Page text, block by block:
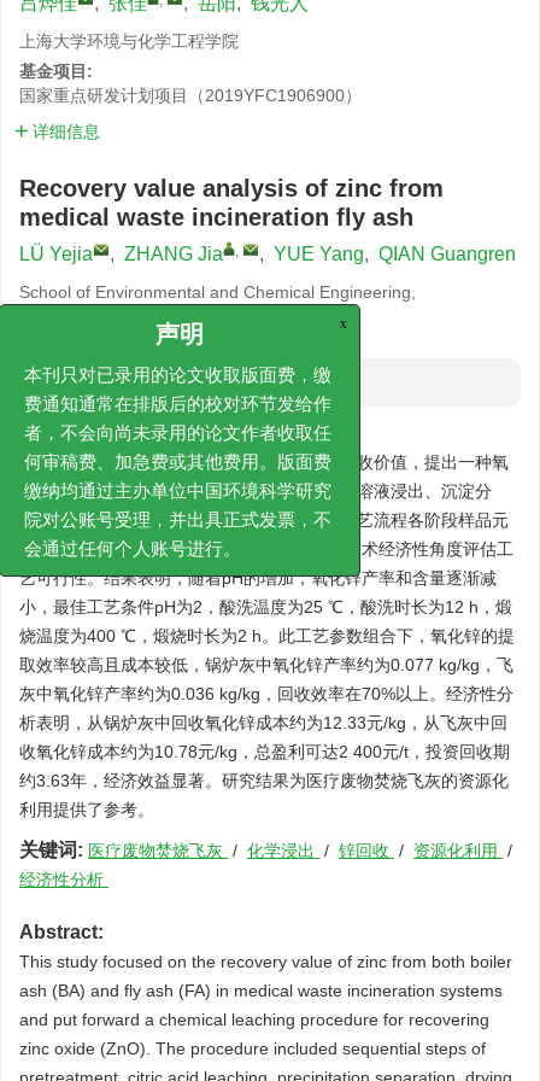
上海大学环境与化学工程学院
基金项目:
国家重点研发计划项目（2019YFC1906900）
详细信息
Recovery value analysis of zinc from
medical waste incineration fly ash
LÜ Yejia , ZHANG Jia , , YUE Yang, QIAN Guangren
School of Environmental and Chemical Engineering,
摘要
摘要:
聚焦医疗废物焚烧锅炉灰和飞灰中锌元素的回收价值，提出一种氧
化锌化学浸出回收工艺。通过预处理、柠檬酸溶液浸出、沉淀分
离、烘干及煅烧等步骤实现锌提取。分析了工艺流程各阶段样品元
素含量及pH对氧化锌产率和含量影响，并从技术经济性角度评估工
艺可行性。结果表明，随着pH的增加，氧化锌产率和含量逐渐减
小，最佳工艺条件pH为2，酸洗温度为25 ℃，酸洗时长为12 h，煅
烧温度为400 ℃，煅烧时长为2 h。此工艺参数组合下，氧化锌的提
取效率较高且成本较低，锅炉灰中氧化锌产率约为0.077 kg/kg，飞
灰中氧化锌产率约为0.036 kg/kg，回收效率在70%以上。经济性分
析表明，从锅炉灰中回收氧化锌成本约为12.33元/kg，从飞灰中回
收氧化锌成本约为10.78元/kg，总盈利可达2 400元/t，投资回收期
约3.63年，经济效益显著。研究结果为医疗废物焚烧飞灰的资源化
利用提供了参考。
关键词: 医疗废物焚烧飞灰 / 化学浸出 / 锌回收 / 资源化利用
/
经济性分析
Abstract:
This study focused on the recovery value of zinc from both boiler
ash (BA) and fly ash (FA) in medical waste incineration systems
and put forward a chemical leaching procedure for recovering
zinc oxide (ZnO). The procedure included sequential steps of
声明
本刊只对已录用的论文收取版面费，缴
费通知通常在排版后的校对环节发给作
者，不会向尚未录用的论文作者收取任
何审稿费、加急费或其他费用。版面费
缴纳均通过主办单位中国环境科学研究
院对公账号受理，并出具正式发票，不
会通过任何个人账号进行。